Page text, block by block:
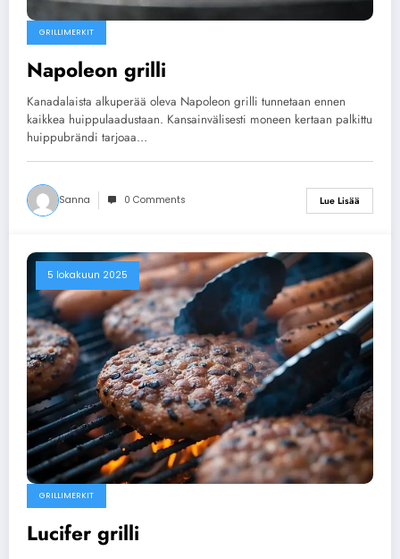
GRILLIMERKIT
Napoleon grilli
Kanadalaista alkuperää oleva Napoleon grilli tunnetaan ennen
kaikkea huippulaadustaan. Kansainvälisesti moneen kertaan palkittu
huippubrändi tarjoaa…
Sanna 0 Comments Lue Lisää
5 lokakuun 2025
GRILLIMERKIT
Lucifer grilli